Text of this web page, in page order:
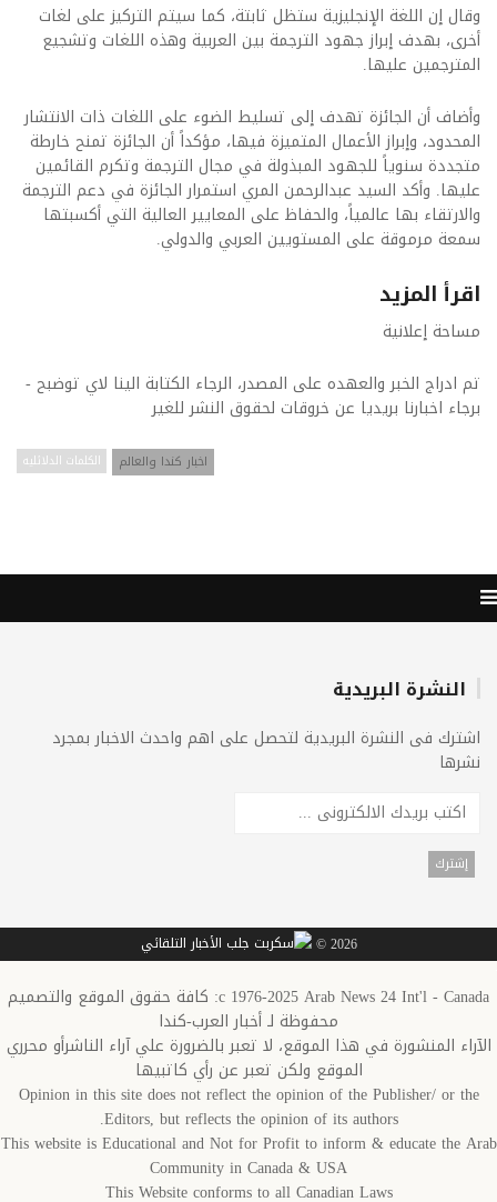
وقال إن اللغة الإنجليزية ستظل ثابتة، كما سيتم التركيز على لغات
أخرى، بهدف إبراز جهود الترجمة بين العربية وهذه اللغات وتشجيع
المترجمين عليها.
وأضاف أن الجائزة تهدف إلى تسليط الضوء على اللغات ذات الانتشار
المحدود، وإبراز الأعمال المتميزة فيها، مؤكداً أن الجائزة تمنح خارطة
متجددة سنوياً للجهود المبذولة في مجال الترجمة وتكرم القائمين
عليها. وأكد السيد عبدالرحمن المري استمرار الجائزة في دعم الترجمة
والارتقاء بها عالمياً، والحفاظ على المعايير العالية التي أكسبتها
سمعة مرموقة على المستويين العربي والدولي.
اقرأ المزيد
مساحة إعلانية
تم ادراج الخبر والعهده على المصدر، الرجاء الكتابة الينا لاي توضبح -
برجاء اخبارنا بريديا عن خروقات لحقوق النشر للغير
الكلمات الدلائليه اخبار كندا والعالم
النشرة البريدية
اشترك فى النشرة البريدية لتحصل على اهم واحدث الاخبار بمجرد
نشرها
2026 ©
c 1976-2025 Arab News 24 Int'l - Canada: كافة حقوق الموقع والتصميم
محفوظة لـ أخبار العرب-كندا
الآراء المنشورة في هذا الموقع، لا تعبر بالضرورة علي آراء الناشرأو محرري
الموقع ولكن تعبر عن رأي كاتبيها
Opinion in this site does not reflect the opinion of the Publisher/ or the
Editors, but reflects the opinion of its authors.
This website is Educational and Not for Profit to inform & educate the Arab
Community in Canada & USA
This Website conforms to all Canadian Laws